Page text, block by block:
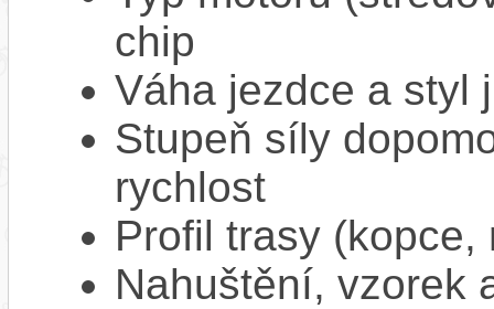
chip
Váha jezdce a styl
Stupeň síly
rychlost
Profil trasy
Nahuštění, vzorek